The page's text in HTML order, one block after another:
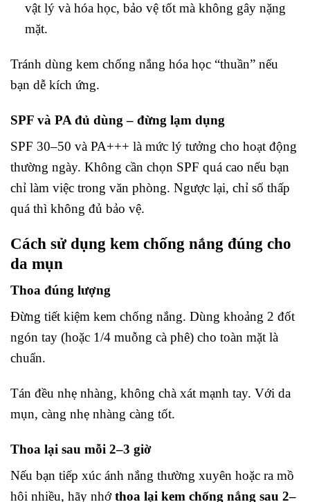
vật lý và hóa học, bảo vệ tốt mà không gây nặng
mặt.
Tránh dùng kem chống nắng hóa học “thuần” nếu
bạn dễ kích ứng.
SPF và PA đủ dùng – đừng lạm dụng
SPF 30–50 và PA+++ là mức lý tưởng cho hoạt động
thường ngày. Không cần chọn SPF quá cao nếu bạn
chỉ làm việc trong văn phòng. Ngược lại, chỉ số thấp
quá thì không đủ bảo vệ.
Cách sử dụng kem chống nắng đúng cho
da mụn
Thoa đúng lượng
Đừng tiết kiệm kem chống nắng. Dùng khoảng 2 đốt
ngón tay (hoặc 1/4 muỗng cà phê) cho toàn mặt là
chuẩn.
Tán đều nhẹ nhàng, không chà xát mạnh tay. Với da
mụn, càng nhẹ nhàng càng tốt.
Thoa lại sau mỗi 2–3 giờ
Nếu bạn tiếp xúc ánh nắng thường xuyên hoặc ra mồ
hôi nhiều, hãy nhớthoa lại kem chống nắng sau 2–